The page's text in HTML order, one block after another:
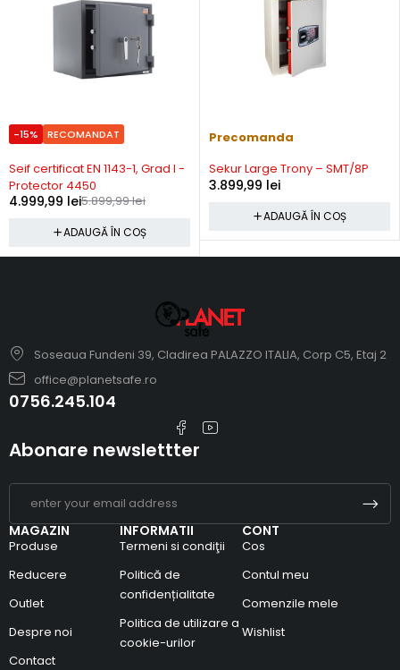
-15% RECOMANDAT
Precomanda
Seif certificat EN 1143-1, Grad I -
Protector 4450
5.899,99lei
4.999,99 lei
ADAUGĂ ÎN COȘ
Precomanda
Sekur Large Trony – SMT/8P
3.899,99 lei
ADAUGĂ ÎN COȘ
Soseaua Fundeni 39, Cladirea PALAZZO ITALIA, Corp C5, Etaj 2
office@planetsafe.ro
0756.245.104
MAGAZIN
Produse
Reducere
Outlet
Despre noi
Contact
INFORMATII
Termeni si condiţii
Politică de
confidențialitate
Politica de utilizare a
cookie-urilor
CONT
Cos
Contul meu
Comenzile mele
Wishlist
Abonare newslettter